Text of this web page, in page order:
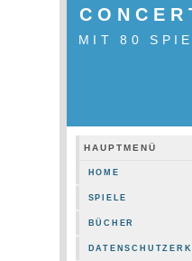
MIT 80
HAUPTMENÜ
HOME
SPIELE
BÜCHER